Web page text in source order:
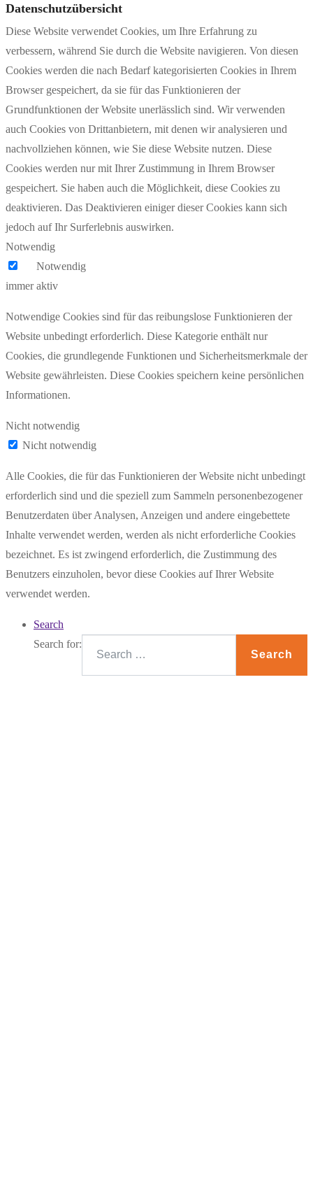
Datenschutzübersicht
Diese Website verwendet Cookies, um Ihre Erfahrung zu
verbessern, während Sie durch die Website navigieren. Von diesen
Cookies werden die nach Bedarf kategorisierten Cookies in Ihrem
Browser gespeichert, da sie für das Funktionieren der
Grundfunktionen der Website unerlässlich sind. Wir verwenden
auch Cookies von Drittanbietern, mit denen wir analysieren und
nachvollziehen können, wie Sie diese Website nutzen. Diese
Cookies werden nur mit Ihrer Zustimmung in Ihrem Browser
gespeichert. Sie haben auch die Möglichkeit, diese Cookies zu
deaktivieren. Das Deaktivieren einiger dieser Cookies kann sich
jedoch auf Ihr Surferlebnis auswirken.
Notwendig
Notwendig
immer aktiv
Notwendige Cookies sind für das reibungslose Funktionieren der
Website unbedingt erforderlich. Diese Kategorie enthält nur
Cookies, die grundlegende Funktionen und Sicherheitsmerkmale der
Website gewährleisten. Diese Cookies speichern keine persönlichen
Informationen.
Nicht notwendig
Nicht notwendig
Alle Cookies, die für das Funktionieren der Website nicht unbedingt
erforderlich sind und die speziell zum Sammeln personenbezogener
Benutzerdaten über Analysen, Anzeigen und andere eingebettete
Inhalte verwendet werden, werden als nicht erforderliche Cookies
bezeichnet. Es ist zwingend erforderlich, die Zustimmung des
Benutzers einzuholen, bevor diese Cookies auf Ihrer Website
verwendet werden.
Search
Search for:
Search